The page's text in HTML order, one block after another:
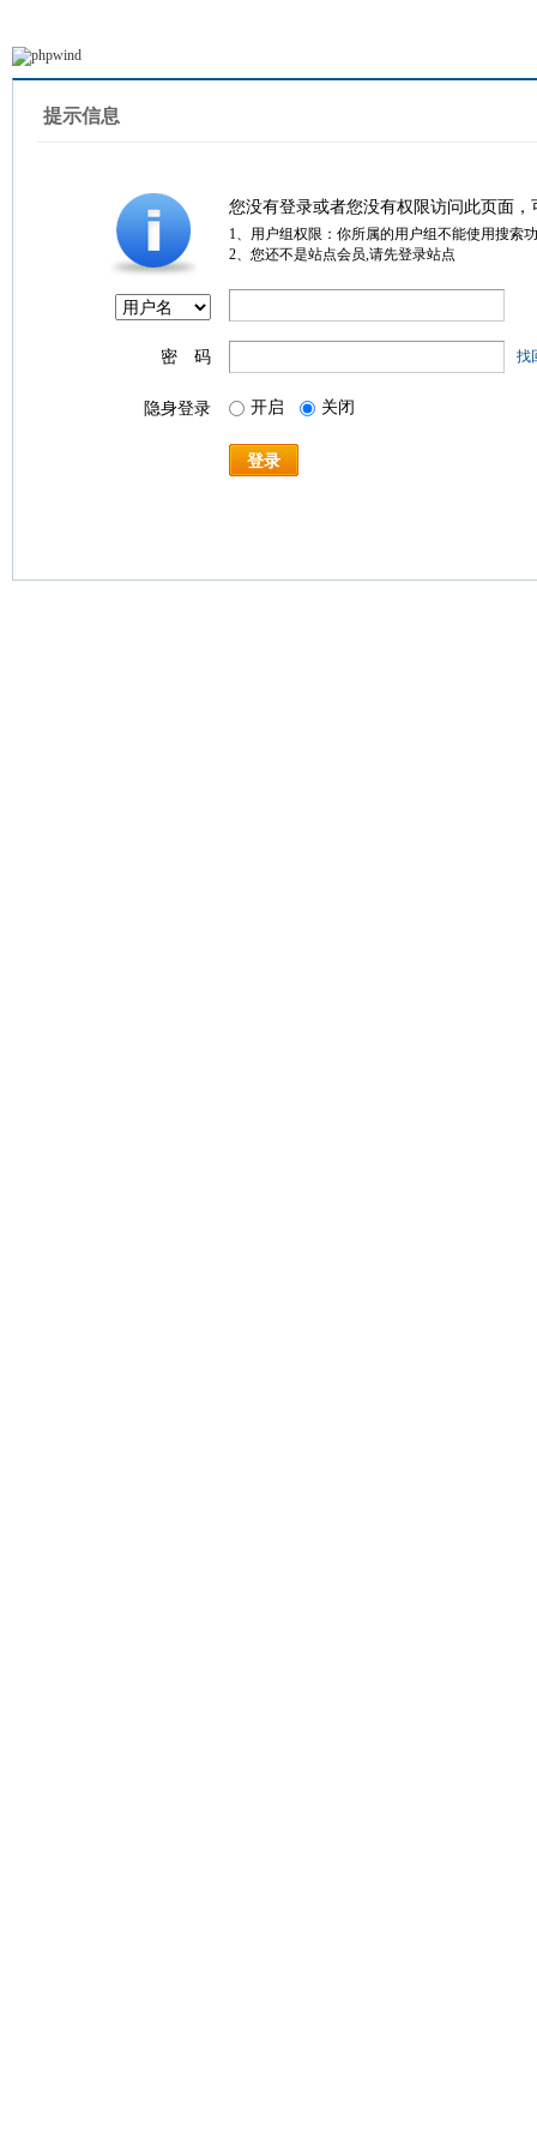
提示信息
您没有登录或者您没有权限访问此页面
1、用户组权限：你所属的用户组不能使用搜索
2、您还不是站点会员,请先登录站点
密 码 找
隐身登录 开启 关闭
登录